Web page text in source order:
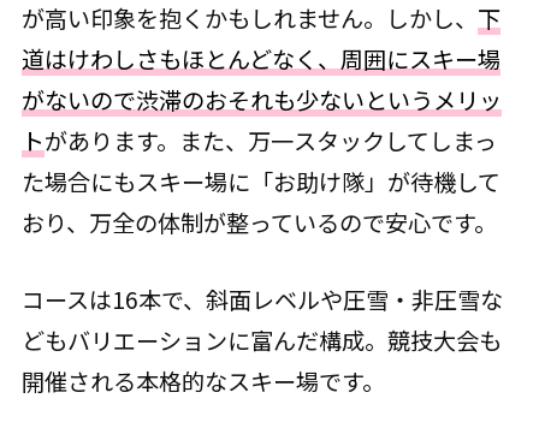
が高い印象を抱くかもしれません。しかし、 下
道はけわしさもほとんどなく、周囲にスキー場
がないので渋滞のおそれも少ないというメリッ
トがあります。また、万一スタックしてしまっ
た場合にもスキー場に「お助け隊」が待機して
おり、万全の体制が整っているので安心です。
コースは16本で、斜面レベルや圧雪・非圧雪な
どもバリエーションに富んだ構成。競技大会も
開催される本格的なスキー場です。